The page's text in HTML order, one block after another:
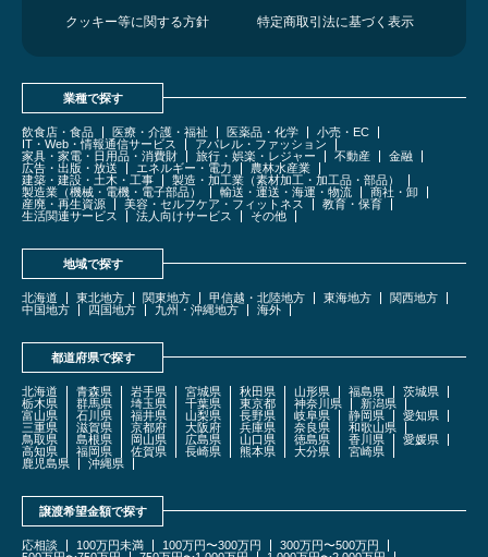
クッキー等に関する方針
特定商取引法に基づく表示
業種で探す
飲食店・食品 医療・介護・福祉 医薬品・化学
小売・EC
IT・Web・情報通信サービス
アパレル・ファッション
家具・家電・日用品・消費財
旅行・娯楽・レジャー 不動産
金融
広告・出版・放送
エネルギー・電力
農林水産業
建築・建設・土木・工事
製造・加工業（素材加工・加工品・部品）
製造業（機械・電機・電子部品）
輸送・運送・海運・物流
商社・卸
産廃・再生資源
美容・セルフケア・フィットネス
教育・保育
生活関連サービス
法人向けサービス その他
地域で探す
北海道 東北地方 関東地方 甲信越・北陸地方 東海地方
関西地方
中国地方
四国地方 九州・沖縄地方 海外
都道府県で探す
北海道 青森県 岩手県 宮城県 秋田県 山形県 福島県
茨城県
栃木県
群馬県 埼玉県 千葉県 東京都 神奈川県
新潟県
富山県
石川県 福井県 山梨県 長野県 岐阜県 静岡県
愛知県
三重県
滋賀県 京都府 大阪府 兵庫県 奈良県
和歌山県
鳥取県
島根県 岡山県 広島県 山口県 徳島県 香川県
愛媛県
高知県
福岡県 佐賀県 長崎県 熊本県 大分県
宮崎県
鹿児島県
沖縄県
譲渡希望金額で探す
応相談 100万円未満 100万円〜300万円
300万円〜500万円